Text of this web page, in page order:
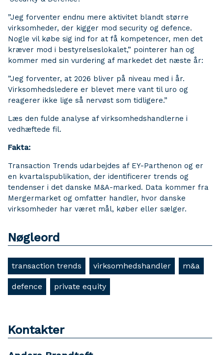
”Jeg forventer endnu mere aktivitet blandt større
virksomheder, der kigger mod security og defence.
Nogle vil købe sig ind for at få kompetencer, men det
kræver mod i bestyrelseslokalet,” pointerer han og
kommer med sin vurdering af markedet det næste år:
”Jeg forventer, at 2026 bliver på niveau med i år.
Virksomhedsledere er blevet mere vant til uro og
reagerer ikke lige så nervøst som tidligere.”
Læs den fulde analyse af virksomhedshandlerne i
vedhæftede fil.
Fakta:
Transaction Trends udarbejdes af EY-Parthenon og er
en kvartalspublikation, der identificerer trends og
tendenser i det danske M&A-marked. Data kommer fra
Mergermarket og omfatter handler, hvor danske
virksomheder har været mål, køber eller sælger.
Nøgleord
transaction trends virksomhedshandler m&a
defence private equity
Kontakter